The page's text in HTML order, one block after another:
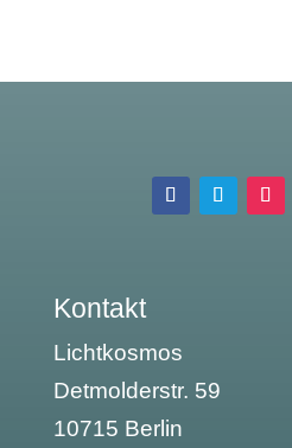
Kontakt
Lichtkosmos
Detmolderstr. 59
10715 Berlin